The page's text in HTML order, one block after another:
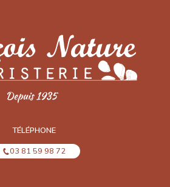
TÉLÉPHONE
03 81 59 98 72